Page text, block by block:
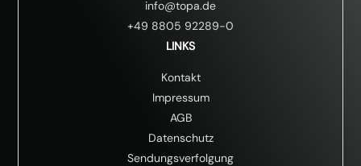
info@topa.de
+49 8805 92289-0
LINKS
Kontakt
Impressum
AGB
Datenschutz
Sendungsverfolgung